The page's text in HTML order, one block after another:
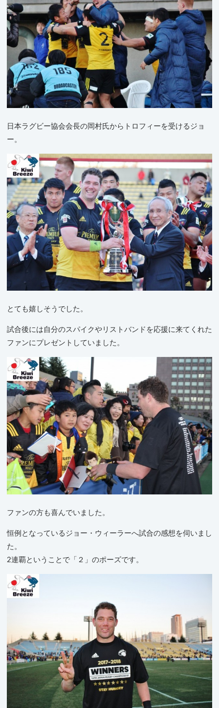
日本ラグビー協会会長の岡村氏からトロフィーを受けるジョ
ー。
とても嬉しそうでした。
試合後には自分のスパイクやリストバンドを応援に来てくれた
ファンにプレゼントしていました。
ファンの方も喜んでいました。
恒例となっているジョー・ウィーラーへ試合の感想を伺いまし
た。
2連覇ということで「２」のポーズです。